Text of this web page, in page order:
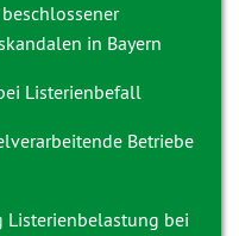
in Bayern
Listerienbefall
Betriebe
Listerienbelastung bei